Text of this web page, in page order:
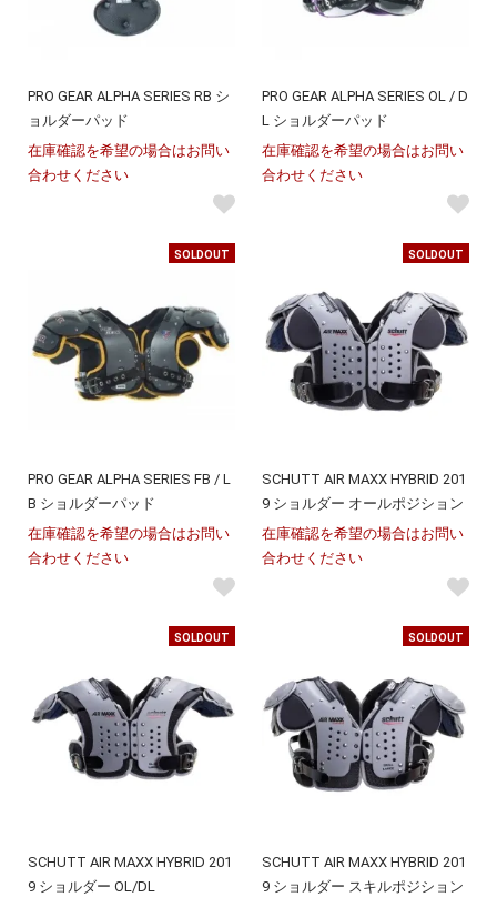
PRO GEAR ALPHA SERIES RB シ
ョルダーパッド
在庫確認を希望の場合はお問い
合わせください
PRO GEAR ALPHA SERIES OL / D
L ショルダーパッド
在庫確認を希望の場合はお問い
合わせください
SOLDOUT
PRO GEAR ALPHA SERIES FB / L
B ショルダーパッド
在庫確認を希望の場合はお問い
合わせください
SOLDOUT
SCHUTT AIR MAXX HYBRID 201
9 ショルダー オールポジション
在庫確認を希望の場合はお問い
合わせください
SOLDOUT
SCHUTT AIR MAXX HYBRID 201
9 ショルダー OL/DL
SOLDOUT
SCHUTT AIR MAXX HYBRID 201
9 ショルダー スキルポジション